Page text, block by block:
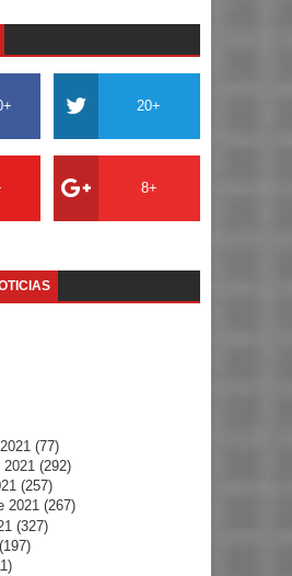
20+
8+
(77)
(292)
(257)
2021 (267)
(327)
(197)